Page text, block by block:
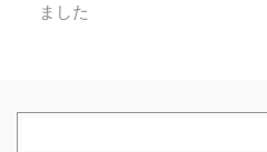
ました